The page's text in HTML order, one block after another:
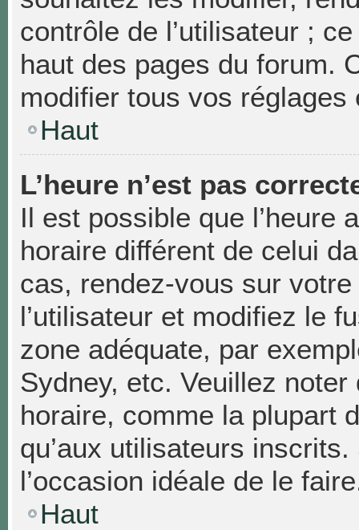
contrôle de l’utilisateur ;
haut des pages du forum.
modifier tous vos
Haut
L’heure n’est pas
Il est possible que l’heure
horaire différent de celui
cas, rendez-vous sur
l’utilisateur et modifiez le
zone adéquate, par
Sydney, etc. Veuillez
horaire, comme la plupart
qu’aux utilisateurs
l’occasion idéale de le
Haut